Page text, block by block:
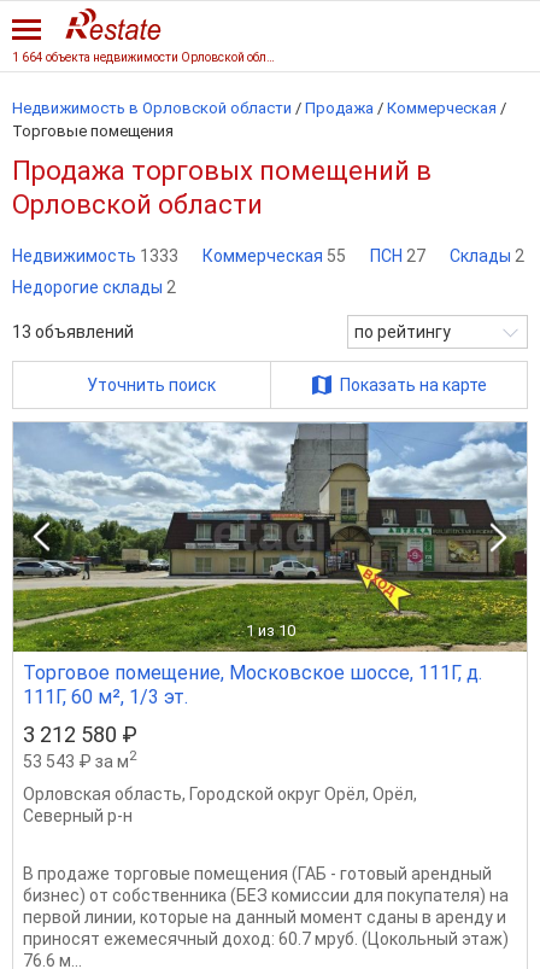
Недвижимость в Орловской области / Продажа / Коммерческая /
Торговые помещения
Продажа торговых помещений в
Орловской области
Недвижимость 1333 Коммерческая 55 ПСН 27 Склады 2
Недорогие склады 2
13 объявлений по рейтингу
Уточнить поиск Показать на карте
1 из 10
Торговое помещение, Московское шоссе, 111Г, д.
111Г, 60 м², 1/3 эт.
3 212 580 ₽
53 543 ₽ за м2
Орловская область, Городской округ Орёл, Орёл,
Северный р-н
В продаже торговые помещения (ГАБ - готовый арендный
бизнес) от собственника (БЕЗ комиссии для покупателя) на
первой линии, которые на данный момент сданы в аренду и
приносят ежемесячный доход: 60.7 мруб. (Цокольный этаж)
76.6 м...